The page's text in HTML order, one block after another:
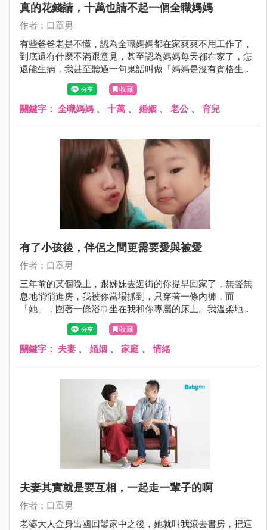
真的花錢請，十萬也請不起一個全職媽媽
作者：口罩男
有些爸爸老是不懂，認為全職媽媽都在家爽爽不用工作了，
到底還有什麼不滿跟意見，甚至認為媽媽每天都在家了，怎
還能生病，我甚至聽過一句鬼話叫做「媽媽是沒有資格生病
的」，聽完真是讓我白眼翻到差點回不來。
收藏
關鍵字： 全職媽媽 、 十萬 、 婚姻 、 老公 、 育兒
有了小孩後，伴侶之間更需要愛與被愛
作者：口罩男
三年前的某個晚上，跟姊妹去逛街的你提早回家了，無聲無
息地悄悄進房，我被你當場抓到，只穿著一條內褲，而
「她」，圍著一條浴巾坐在我和你專屬的床上。我溫柔地梳
著「她」的頭髮，調皮搗蛋的「她」，三不五時就轉身撫摸
著我的臉龐，還不時親吻著我，我們兩人有說有笑的，就像
熱戀中的小情侶一樣。
收藏
關鍵字： 夫妻 、 婚姻 、 家庭 、情緒
夫妻其實就是要互相，一起走一輩子的啊
作者：口罩男
老婆大人金身出國回鑾家中之後，她就叫我滾去書房，把這